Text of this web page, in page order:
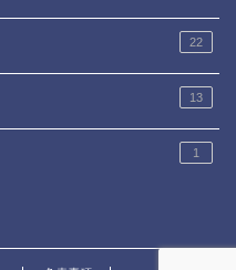
22
13
1